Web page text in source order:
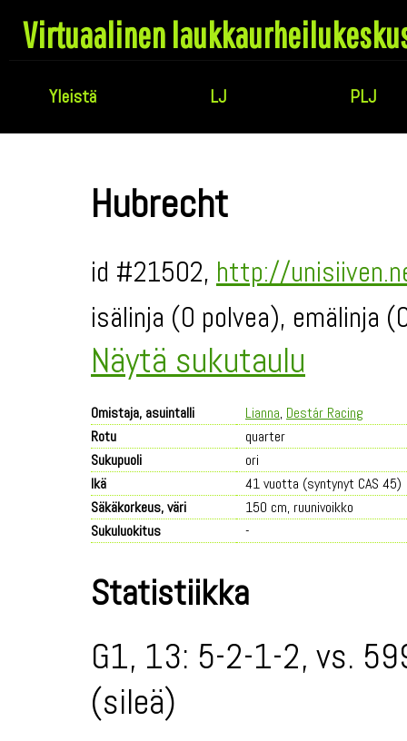
Virtuaalinen
Yleistä LJ PLJ
Hubrecht
id #21502, http://
isälinja (0 polvea), emälinja
Näytä sukutaulu
Omistaja, asuintalli Lianna, Destár Racing
Rotu
quarter
Sukupuoli
ori
Ikä
41 vuotta (syntynyt CAS 45)
Säkäkorkeus, väri
150 cm, ruunivoikko
Sukuluokitus
-
Statistiikka
G1, 13: 5-2-1-2, vs.
(sileä)